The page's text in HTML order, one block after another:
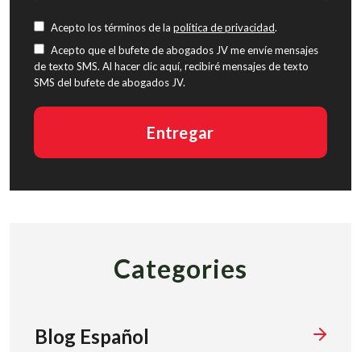
Acepto los términos de la política de privacidad.
Acepto que el bufete de abogados JV me envíe mensajes
de texto SMS. Al hacer clic aquí, recibiré mensajes de texto
SMS del bufete de abogados JV.
Categories
Blog Español